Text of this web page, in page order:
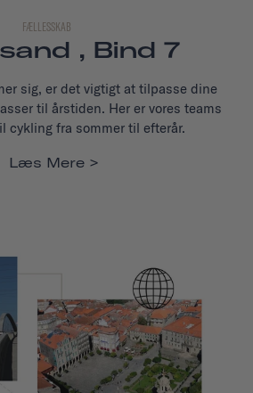
FÆLLESSKAB
, Bind 7
sig, er det vigtigt at tilpasse dine
til årstiden. Her er vores teams
cykling fra sommer til efterår.
Læs Mere